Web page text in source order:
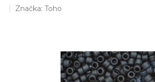
Značka: Toho